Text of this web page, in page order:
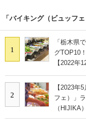
「バイキング（ビュッフ
1
「栃木県
グTOP10
【2022年
2
【2023年
フェ）」
（HIJIKA